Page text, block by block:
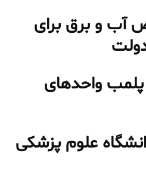
آب و برق برای
برابری پلمب واحدهای
علوم پزشکی